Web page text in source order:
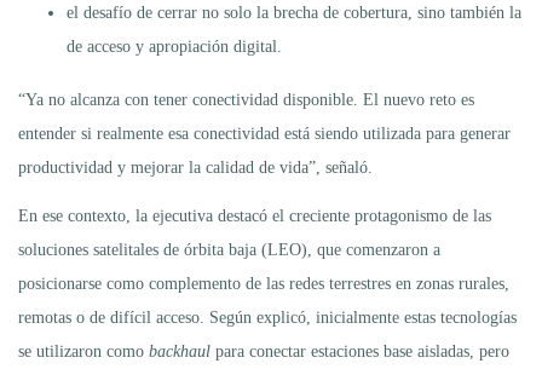
el desafío de cerrar no solo la brecha de cobertura, sino también la
de acceso y apropiación digital.
“Ya no alcanza con tener conectividad disponible. El nuevo reto es
entender si realmente esa conectividad está siendo utilizada para generar
productividad y mejorar la calidad de vida”, señaló.
En ese contexto, la ejecutiva destacó el creciente protagonismo de las
soluciones satelitales de órbita baja (LEO), que comenzaron a
posicionarse como complemento de las redes terrestres en zonas rurales,
remotas o de difícil acceso. Según explicó, inicialmente estas tecnologías
se utilizaron como backhaul para conectar estaciones base aisladas, pero